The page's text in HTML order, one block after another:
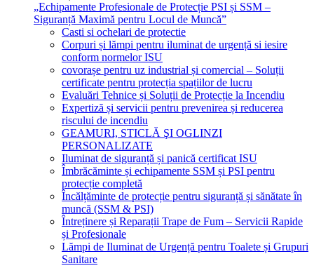
„Echipamente Profesionale de Protecție PSI și SSM –
Siguranță Maximă pentru Locul de Muncă”
Casti si ochelari de protectie
Corpuri și lămpi pentru iluminat de urgență si iesire
conform normelor ISU
covorașe pentru uz industrial și comercial – Soluții
certificate pentru protecția spațiilor de lucru
Evaluări Tehnice și Soluții de Protecție la Incendiu
Expertiză și servicii pentru prevenirea și reducerea
riscului de incendiu
GEAMURI, STICLĂ ŞI OGLINZI
PERSONALIZATE
Iluminat de siguranță și panică certificat ISU
Îmbrăcăminte și echipamente SSM și PSI pentru
protecție completă
Încălțăminte de protecție pentru siguranță și sănătate în
muncă (SSM & PSI)
Întreținere și Reparații Trape de Fum – Servicii Rapide
și Profesionale
Lămpi de Iluminat de Urgență pentru Toalete și Grupuri
Sanitare